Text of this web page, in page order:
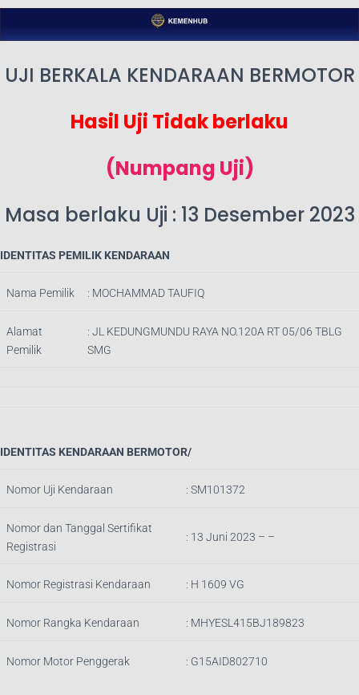
UJI BERKALA KENDARAAN BERMOTOR
Hasil Uji Tidak berlaku
(Numpang Uji)
Masa berlaku Uji : 13 Desember 2023
IDENTITAS PEMILIK KENDARAAN
Nama Pemilik : MOCHAMMAD TAUFIQ
Alamat
Pemilik
: JL KEDUNGMUNDU RAYA NO.120A RT 05/06 TBLG
SMG
IDENTITAS KENDARAAN BERMOTOR/
Nomor Uji Kendaraan : SM101372
Nomor dan Tanggal Sertifikat
Registrasi
: 13 Juni 2023 – –
Nomor Registrasi Kendaraan : H 1609 VG
Nomor Rangka Kendaraan : MHYESL415BJ189823
Nomor Motor Penggerak : G15AID802710